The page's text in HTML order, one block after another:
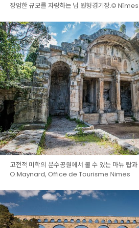
장엄한 규모를 자랑하는 님 원형경기장.©
고전적 미학의 분수공원에서 볼 수 있는 마뉴 탑
O.Maynard, Office de Tourisme Nimes